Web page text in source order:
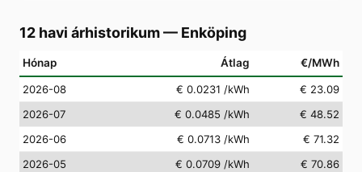
12 havi árhistorikum— Enköping
Hónap Átlag €/MWh
2026-08 € 0.0231 /kWh
€ 23.09
2026-07
€ 0.0485 /kWh
€ 48.52
2026-06
€ 0.0713 /kWh
€ 71.32
2026-05
€ 0.0709 /kWh
€ 70.86